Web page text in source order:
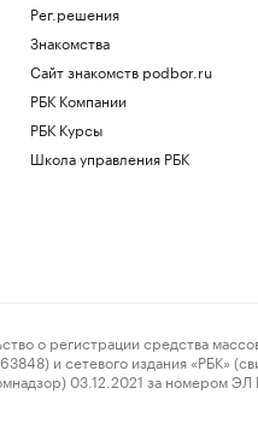
Рег.решения
Знакомства
Сайт знакомств podbor.ru
РБК Компании
РБК Курсы
Школа управления РБК
о регистрации средства
и сетевого издания «РБК»
03.12.2021 за номером